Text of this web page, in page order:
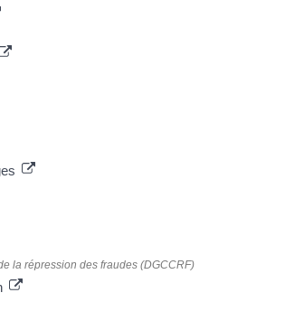
la répression des fraudes (DGCCRF)